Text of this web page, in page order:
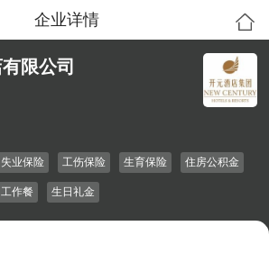
企业详情
限公司
失业保险 工伤保险 生育保险 住房公积金
工作餐 生日礼金